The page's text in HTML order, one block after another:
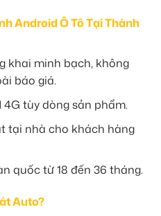
Android Ô Tô Tại Thành
khai minh bạch, không
báo giá.
4G tùy dòng sản phẩm.
tại nhà cho khách hàng
quốc từ 18 đến 36 tháng.
Auto?